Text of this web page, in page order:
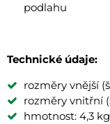
podlahu
Technické údaje:
rozměry vnější
rozměry vnitřní
hmotnost: 4,3 kg